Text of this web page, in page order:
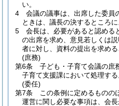
い。
4
会議の議事は、出席した委員
ときは、議長の決するところに
5
会長は、必要があると認める
の出席を求め、意見若しくは
者に対し、資料の提出を求める
(庶務)
第6条
子ども・子育て会議の庶
子育て支援課において処理する
(委任)
第7条
この条例に定めるものの
運営に関し必要な事項は、会